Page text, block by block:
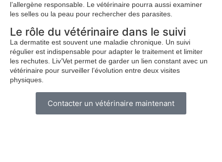
l’allergène responsable. Le vétérinaire pourra aussi examiner
les selles ou la peau pour rechercher des parasites.
Le rôle du vétérinaire dans le suivi
La dermatite est souvent une maladie chronique. Un suivi
régulier est indispensable pour adapter le traitement et limiter
les rechutes. Liv’Vet permet de garder un lien constant avec un
vétérinaire pour surveiller l’évolution entre deux visites
physiques.
Contacter un vétérinaire maintenant